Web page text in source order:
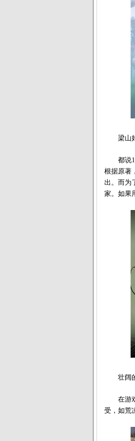
梁山
都说
根据原著
出。而为
家。如果
壮阔的
在游戏
受，如荒